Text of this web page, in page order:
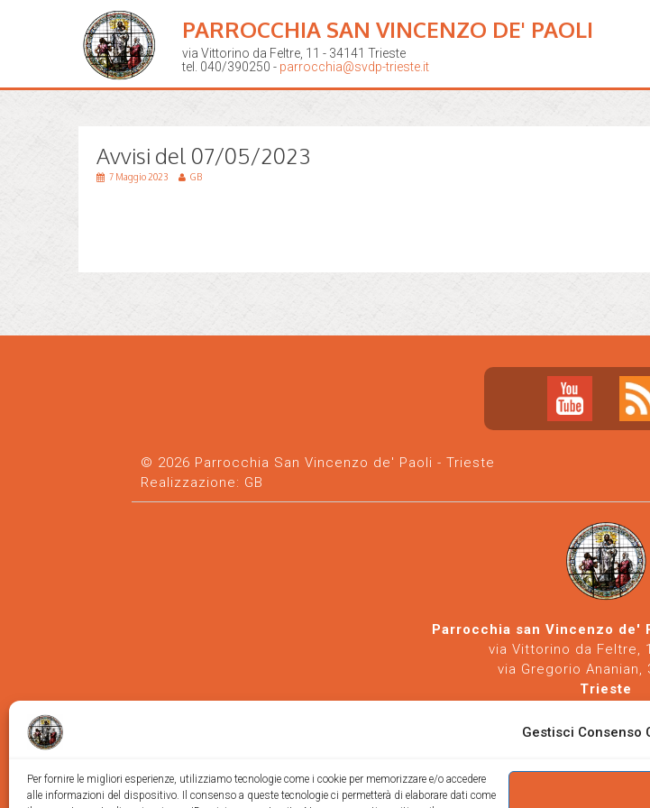
Gestisci Consenso
Per fornire le migliori esperienze, utilizziamo tecnologie come i cookie per memorizzare e/o accedere
alle informazioni del dispositivo. Il consenso a queste tecnologie ci permetterà di elaborare dati come
PARROCCHIA SAN VINCENZO DE' PAOLI
via Vittorino da Feltre, 11 - 34141 Trieste
tel. 040/390250 - parrocchia@svdp-trieste.it
Avvisi del 07/05/2023
7 Maggio 2023 GB
© 2026 Parrocchia San Vincenzo de' Paoli - Trieste
Realizzazione: GB
Parrocchia san Vincenzo de'
via Vittorino da Feltre,
via Gregorio Ananian,
Trieste
https://www.svdp-trieste.it-
Informativa privacy-